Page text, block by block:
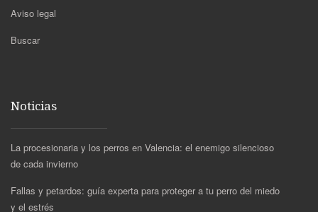
Aviso legal
Buscar
Noticias
La procesionaria y los perros en Valencia: el enemigo silencioso
de cada invierno
Fallas y petardos: guía experta para proteger a tu perro del miedo
y el estrés